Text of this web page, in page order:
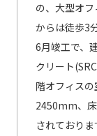
の、大型オ
からは徒歩3
6月竣工で、
クリート
階オフィス
2450mm、
されておりま